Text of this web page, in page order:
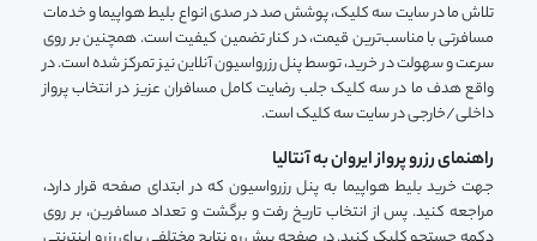
تلاش ما در سایت سه کلیک، پوشش صد در صدی انواع بلیط‌ هواپیما و خدمات
مسافرتی با مناسب‌ترین قیمت، در کنار تضمین کیفیت است. همچنین بر روی
سرعت و سهولت در خرید، توسط پنل رزرواسیون آنلاین نیز تمرکز شده است. در
واقع هدف ما در سه کلیک جلب رضایت کامل مسافران عزیز در انتخاب پرواز
داخلی/خارجی در سایت سه کلیک است.
راهنمای رزرو پرواز ایروان به آنتالیا
جهت خرید بلیط هواپیما به پنل رزرواسیون که در ابتدای صفحه قرار دارد،
مراجعه کنید. پس از انتخاب تاریخ رفت و برگشت و تعداد مسافرین، بر روی